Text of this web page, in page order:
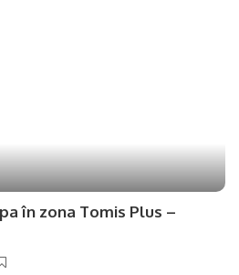
în zona Tomis Plus –